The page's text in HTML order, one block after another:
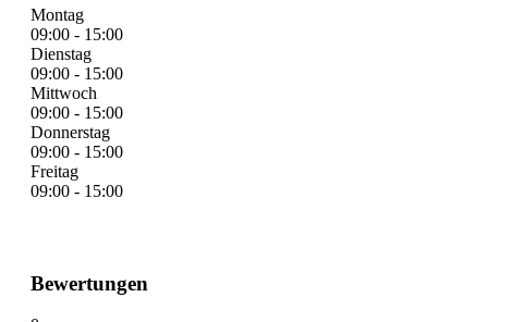
Montag
09:00 - 15:00
Dienstag
09:00 - 15:00
Mittwoch
09:00 - 15:00
Donnerstag
09:00 - 15:00
Freitag
09:00 - 15:00
Bewertungen